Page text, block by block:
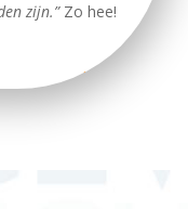
zijn.” Zo hee!
Jubileum!